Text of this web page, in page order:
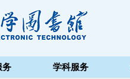
务 学科服务